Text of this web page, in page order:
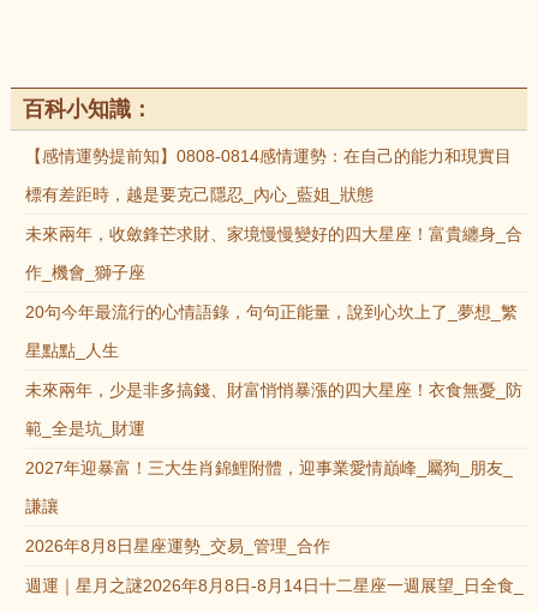
百科小知識：
【感情運勢提前知】0808-0814感情運勢：在自己的能力和現實目
標有差距時，越是要克己隱忍_內心_藍姐_狀態
未來兩年，收斂鋒芒求財、家境慢慢變好的四大星座！富貴纏身_合
作_機會_獅子座
20句今年最流行的心情語錄，句句正能量，說到心坎上了_夢想_繁
星點點_人生
未來兩年，少是非多搞錢、財富悄悄暴漲的四大星座！衣食無憂_防
範_全是坑_財運
2027年迎暴富！三大生肖錦鯉附體，迎事業愛情巔峰_屬狗_朋友_
謙讓
2026年8月8日星座運勢_交易_管理_合作
週運｜星月之謎2026年8月8日-8月14日十二星座一週展望_日全食_